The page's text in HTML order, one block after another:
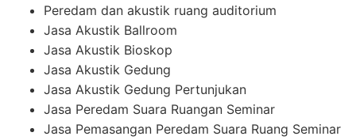
Peredam dan akustik ruang auditorium
Jasa Akustik Ballroom
Jasa Akustik Bioskop
Jasa Akustik Gedung
Jasa Akustik Gedung Pertunjukan
Jasa Peredam Suara Ruangan Seminar
Jasa Pemasangan Peredam Suara Ruang Seminar